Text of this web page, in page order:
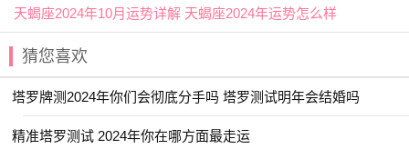
天蝎座2024年10月运势详解 天蝎座2024年运势怎么样
猜您喜欢
塔罗牌测2024年你们会彻底分手吗 塔罗测试明年会结婚吗
精准塔罗测试 2024年你在哪方面最走运